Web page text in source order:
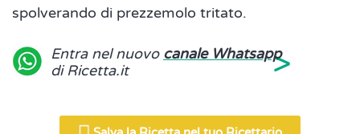
spolverando di prezzemolo tritato.
Entra nel nuovo canale Whatsapp
di Ricetta.it
>